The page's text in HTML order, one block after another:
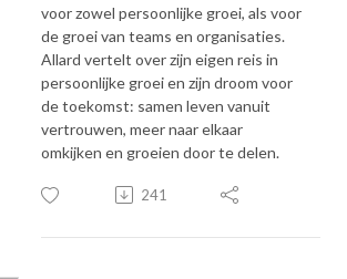
voor zowel persoonlijke groei, als voor
de groei van teams en organisaties.
Allard vertelt over zijn eigen reis in
persoonlijke groei en zijn droom voor
de toekomst: samen leven vanuit
vertrouwen, meer naar elkaar
omkijken en groeien door te delen.
241